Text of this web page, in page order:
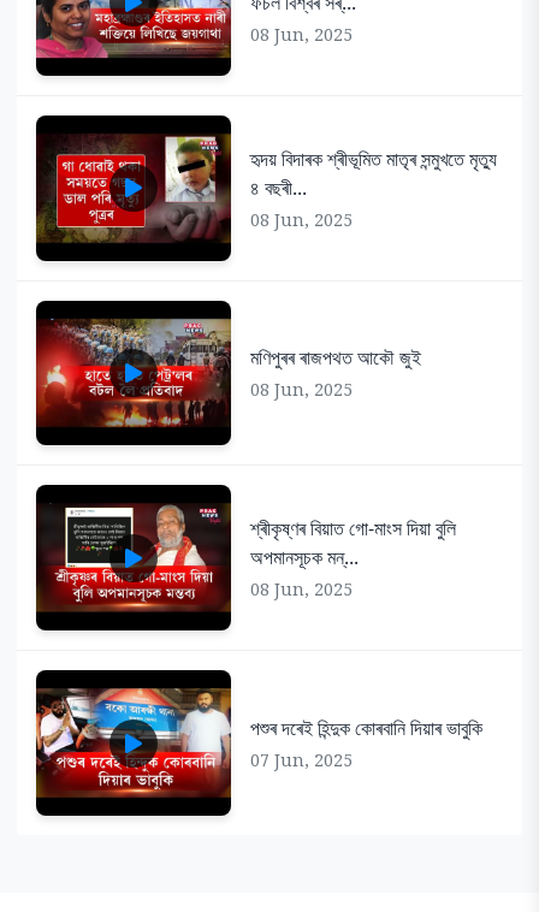
08 Jun, 2025
হৃদয় বিদাৰক শ্ৰীভূমিত মাতৃৰ সন্মুখতে মৃত্যু
৪ বছৰী...
08 Jun, 2025
মণিপুৰৰ ৰাজপথত আকৌ জুই
08 Jun, 2025
শ্ৰীকৃষ্ণৰ বিয়াত গো-মাংস দিয়া বুলি
অপমানসূচক মন্...
08 Jun, 2025
পশুৰ দৰেই হিন্দুক কোৰবানি দিয়াৰ ভাবুকি
07 Jun, 2025